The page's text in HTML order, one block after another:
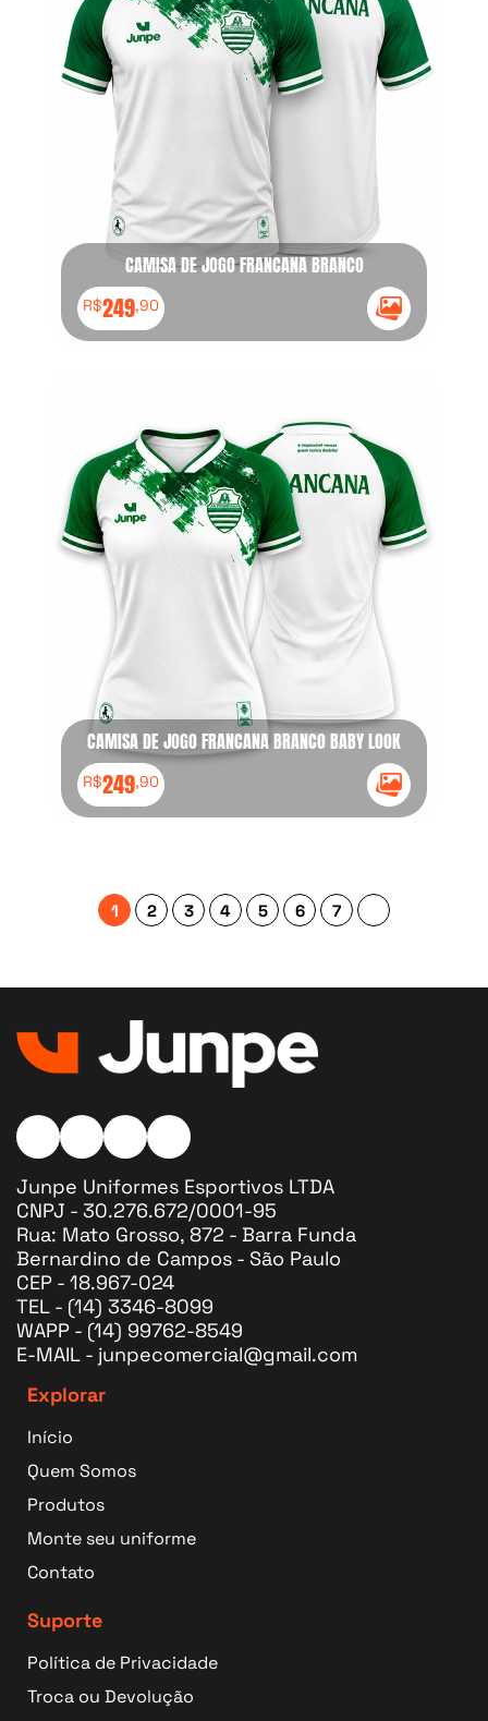
CAMISA DE JOGO FRANCANA BRANCO
R$249,90
Ícone Galeria
CAMISA DE JOGO FRANCANA BRANCO BABY LOOK
R$249,90
Ícone Galeria
1 2 3 4 5 6 7
Instagram Ícone
Facebook Ícone
Twitter Ícone
Google Ícone
Junpe Uniformes Esportivos LTDA
CNPJ - 30.276.672/0001-95
Rua: Mato Grosso, 872 - Barra Funda
Bernardino de Campos - São Paulo
CEP - 18.967-024
TEL - (14) 3346-8099
WAPP - (14) 99762-8549
E-MAIL - junpecomercial@gmail.com
Explorar
Início
Quem Somos
Produtos
Monte seu uniforme
Contato
Suporte
Política de Privacidade
Troca ou Devolução